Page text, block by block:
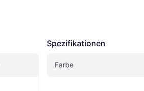
Spezifikationen
Farbe